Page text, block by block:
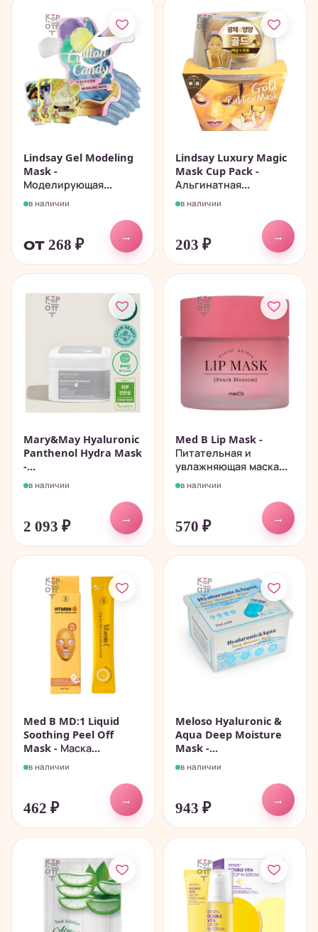
Lindsay Gel Modeling
Mask -
Моделирующая...
в наличии
от 268 ₽
→
Lindsay Luxury Magic
Mask Cup Pack -
Альгинатная...
в наличии
203 ₽
→
Mary&May Hyaluronic
Panthenol Hydra Mask
-...
в наличии
2 093 ₽
→
Med B Lip Mask -
Питательная и
увлажняющая маска...
в наличии
570 ₽
→
Med B MD:1 Liquid
Soothing Peel Off
Mask - Маска...
в наличии
462 ₽
→
Meloso Hyaluronic &
Aqua Deep Moisture
Mask -...
в наличии
943 ₽
→